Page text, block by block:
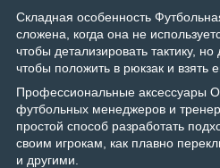
Складная особенность
сложена, когда она не
чтобы детализировать тактику, но
чтобы положить в рюкзак и взять
Профессиональные аксессуары
футбольных менеджеров и
простой способ разработать
своим игрокам, как плавно
и другими.